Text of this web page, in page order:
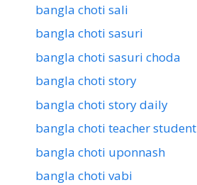
bangla choti sali
bangla choti sasuri
bangla choti sasuri choda
bangla choti story
bangla choti story daily
bangla choti teacher student
bangla choti uponnash
bangla choti vabi